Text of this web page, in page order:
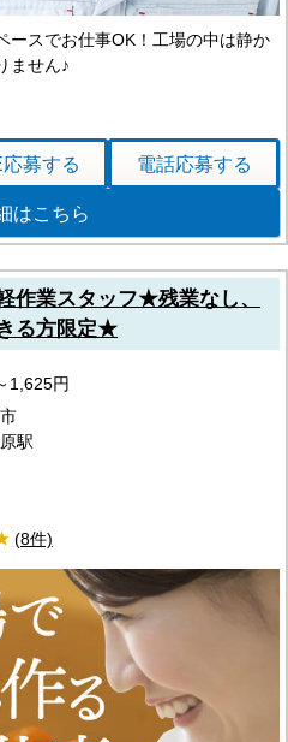
ースでお仕事OK！工場の中は静か
ません♪
応募する 電話応募する
はこちら
作業スタッフ★残業なし、
る方限定★
1,625円
駅
(8件)